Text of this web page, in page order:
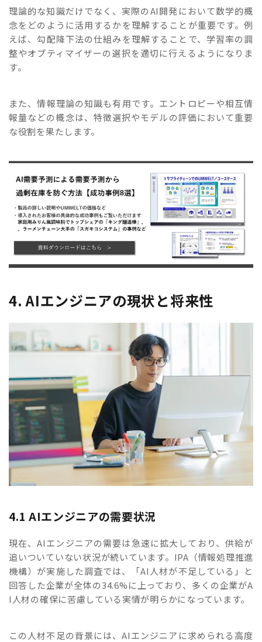
理論的な知識だけでなく、実際のAI開発において数学的概
念をどのように活用するかを理解することが重要です。例
えば、勾配降下法の仕組みを理解することで、学習率の調
整やオプティマイザーの選択を適切に行えるようになりま
す。
また、情報理論の知識も有用です。エントロピーや相互情
報量などの概念は、特徴選択やモデルの評価において重要
な役割を果たします。
4. AIエンジニアの現状と将来性
4.1 AIエンジニアの需要状況
現在、AIエンジニアの需要は急速に拡大しており、供給が
追いついていない状況が続いています。IPA（情報処理推進
機構）が実施した調査では、「AI人材が不足している」と
回答した企業が全体の34.6%に上っており、多くの企業がA
I人材の確保に苦慮している実情が明らかになっています。
この人材不足の背景には、AIエンジニアに求められる高度